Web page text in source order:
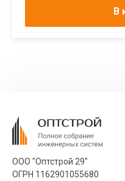
В
ООО "Оптстрой 29"
ОГРН 1162901055680